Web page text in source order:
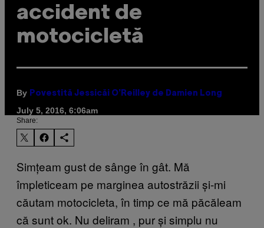
accident de
motocicletă
By Povestită Jessicăi O’Reilley de Damien Long
July 5, 2016, 6:06am
Share:
Simțeam gust de sânge în gât. Mă
împleticeam pe marginea autostrăzii și-mi
căutam motocicleta, în timp ce mă păcăleam
că sunt ok. Nu deliram , purși simplu nu